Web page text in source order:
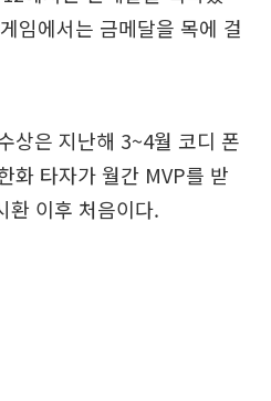
임에서는 금메달을 목에 걸
상은 지난해 3~4월 코디 폰
화 타자가 월간 MVP를 받
환 이후 처음이다.